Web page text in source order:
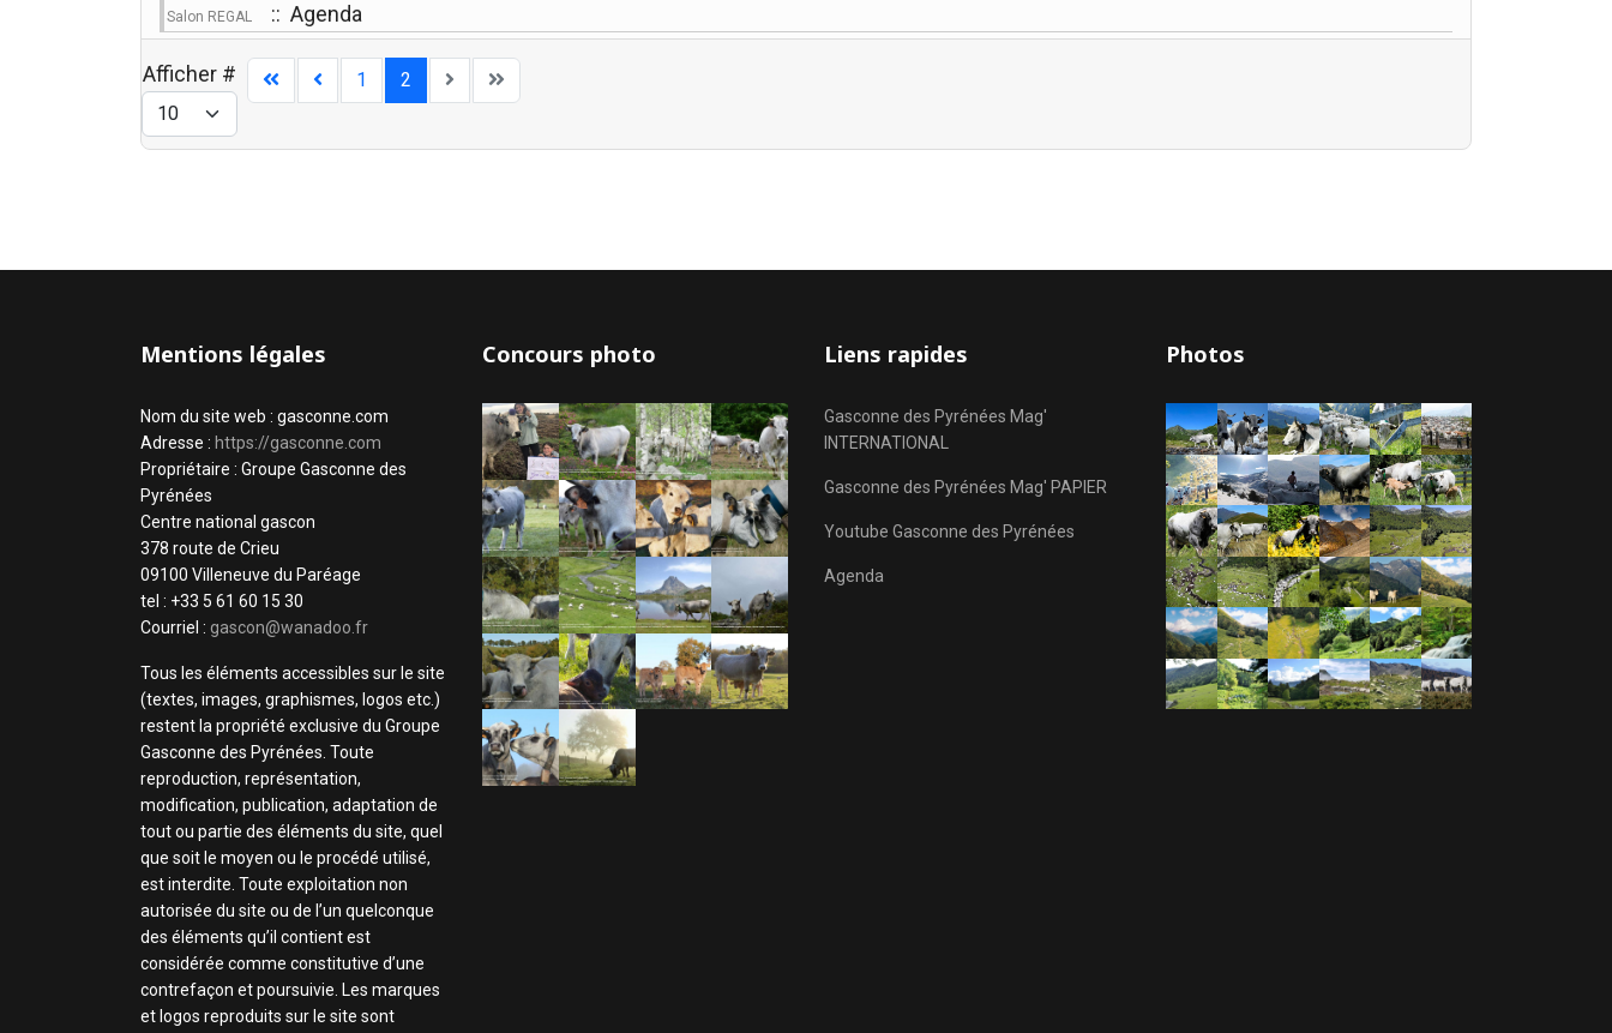
Salon REGAL :: Agenda
Afficher # 1 2
Mentions légales
Nom du site web : gasconne.com
Adresse : https://gasconne.com
Propriétaire : Groupe Gasconne des
Pyrénées
Centre national gascon
378 route de Crieu
09100 Villeneuve du Paréage
tel : +33 5 61 60 15 30
Courriel : gascon@wanadoo.fr
Tous les éléments accessibles sur le site
(textes, images, graphismes, logos etc.)
restent la propriété exclusive du Groupe
Gasconne des Pyrénées. Toute
reproduction, représentation,
modification, publication, adaptation de
tout ou partie des éléments du site, quel
que soit le moyen ou le procédé utilisé,
est interdite. Toute exploitation non
autorisée du site ou de l’un quelconque
des éléments qu’il contient est
considérée comme constitutive d’une
contrefaçon et poursuivie. Les marques
et logos reproduits sur le site sont
Concours photo Liens rapides
Gasconne des Pyrénées Mag'
INTERNATIONAL
Gasconne des Pyrénées Mag' PAPIER
Youtube Gasconne des Pyrénées
Agenda
Photos